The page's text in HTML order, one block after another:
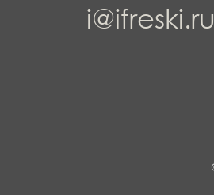
i@ifreski.ru